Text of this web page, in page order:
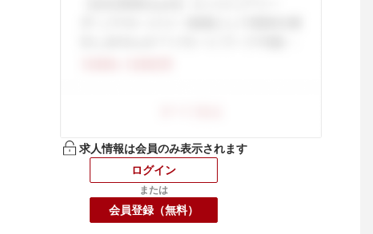
求人情報は会員のみ表示されます
ログイン
または
会員登録（無料）